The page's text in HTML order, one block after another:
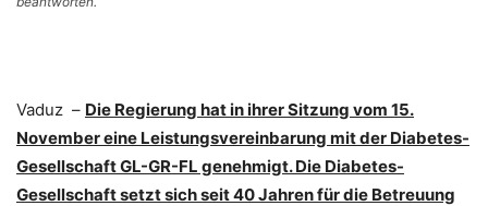
Vaduz – Die Regierung hat in ihrer Sitzung vom 15.
November eine Leistungsvereinbarung mit der Diabetes-
Gesellschaft GL-GR-FL genehmigt. Die Diabetes-
Gesellschaft setzt sich seit 40 Jahren für die Betreuung